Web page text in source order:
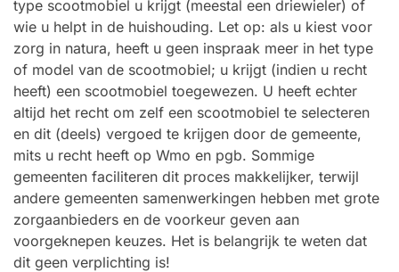
type scootmobiel u krijgt (meestal een driewieler) of
wie u helpt in de huishouding. Let op: als u kiest voor
zorg in natura, heeft u geen inspraak meer in het type
of model van de scootmobiel; u krijgt (indien u recht
heeft) een scootmobiel toegewezen. U heeft echter
altijd het recht om zelf een scootmobiel te selecteren
en dit (deels) vergoed te krijgen door de gemeente,
mits u recht heeft op Wmo en pgb. Sommige
gemeenten faciliteren dit proces makkelijker, terwijl
andere gemeenten samenwerkingen hebben met grote
zorgaanbieders en de voorkeur geven aan
voorgeknepen keuzes. Het is belangrijk te weten dat
dit geen verplichting is!